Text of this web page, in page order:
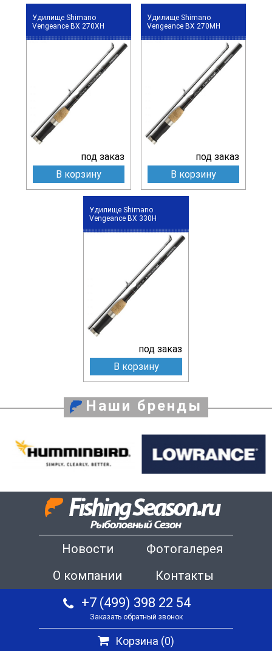
Удилище Shimano
Vengeance BX 270XH
под заказ
В корзину
Удилище Shimano
Vengeance BX 270MH
под заказ
В корзину
Удилище Shimano
Vengeance BX 330H
под заказ
В корзину
Наши бренды
Новости
Фотогалерея
О компании
Контакты
+7 (499) 398 22 54
Заказать обратный звонок
Корзина (0)